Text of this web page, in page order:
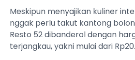
Meskipun menyajikan kuliner
nggak perlu takut kantong
Resto 52 dibanderol dengan
terjangkau, yakni mulai dari